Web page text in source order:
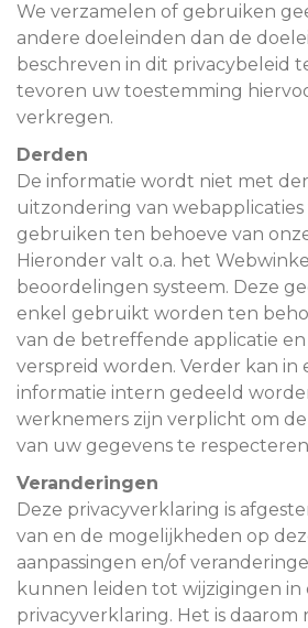
We verzamelen of gebruiken
andere doeleinden dan de
beschreven in dit privacybeleid
tevoren uw toestemming
verkregen.
Derden
De informatie wordt niet met
uitzondering van webapplicaties
gebruiken ten behoeve van
Hieronder valt o.a. het
beoordelingen systeem. Deze
enkel gebruikt worden ten
van de betreffende applicatie
verspreid worden. Verder kan in
informatie intern gedeeld
werknemers zijn verplicht om
van uw gegevens te
Veranderingen
Deze privacyverklaring is
van en de mogelijkheden op
aanpassingen en/of
kunnen leiden tot wijzigingen in
privacyverklaring. Het is daarom